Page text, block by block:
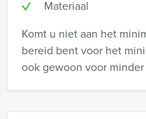
Materiaal
Komt u niet aan het
bereid bent voor het
ook gewoon voor